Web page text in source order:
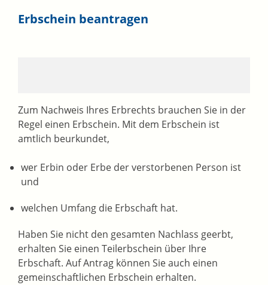
Erbschein beantragen
Zum Nachweis Ihres Erbrechts brauchen Sie in der
Regel einen Erbschein. Mit dem Erbschein ist
amtlich beurkundet,
wer Erbin oder Erbe der verstorbenen Person ist
und
welchen Umfang die Erbschaft hat.
Haben Sie nicht den gesamten Nachlass geerbt,
erhalten Sie einen Teilerbschein über Ihre
Erbschaft. Auf Antrag können Sie auch einen
gemeinschaftlichen Erbschein erhalten.